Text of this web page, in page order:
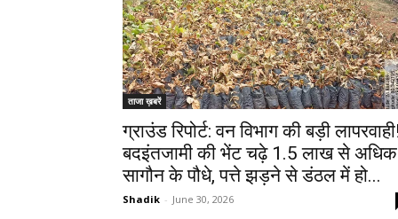
ताजा ख़बरें
ग्राउंड रिपोर्ट: वन विभाग की बड़ी
बदइंतजामी की भेंट चढ़े 1.5 लाख से अधिक
सागौन के पौधे, पत्ते झड़ने से डंठल में हो...
Shadik - June 30, 2026